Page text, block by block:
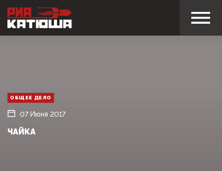
ОБЩЕЕ ДЕЛО
07 Июня 2017
ЧАЙКА